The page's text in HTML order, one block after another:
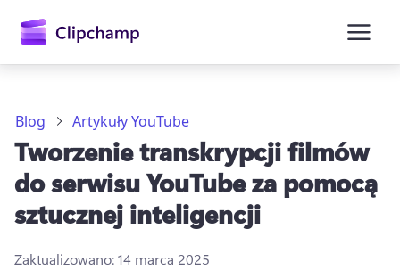
głównej
Blog Artykuły YouTube
Tworzenie transkrypcji filmów
do serwisu YouTube za pomocą
sztucznej inteligencji
Zaktualizowano:14 marca 2025